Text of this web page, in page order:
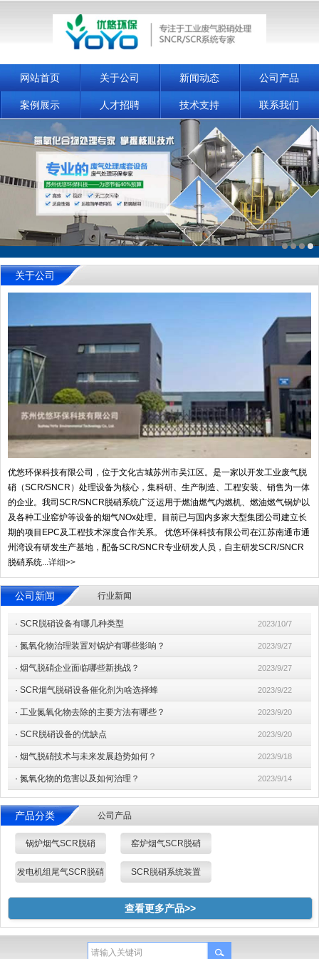
网站首页 关于公司 新闻动态 公司产品
案例展示 人才招聘 技术支持 联系我们
关于公司
优悠环保科技有限公司，位于文化古城苏州市吴江区。是一家以开发工业废气脱
硝（SCR/SNCR）处理设备为核心，集科研、生产制造、工程安装、销售为一体
的企业。我司SCR/SNCR脱硝系统广泛运用于燃油燃气内燃机、燃油燃气锅炉以
及各种工业窑炉等设备的烟气NOx处理。目前已与国内多家大型集团公司建立长
期的项目EPC及工程技术深度合作关系。 优悠环保科技有限公司在江苏南通市通
州湾设有研发生产基地，配备SCR/SNCR专业研发人员，自主研发SCR/SNCR
脱硝系统...详细>>
公司新闻 行业新闻
· SCR脱硝设备有哪几种类型 2023/10/7
· 氮氧化物治理装置对锅炉有哪些影响？ 2023/9/27
· 烟气脱硝企业面临哪些新挑战？ 2023/9/27
· SCR烟气脱硝设备催化剂为啥选择蜂 2023/9/22
· 工业氮氧化物去除的主要方法有哪些？ 2023/9/20
· SCR脱硝设备的优缺点 2023/9/20
· 烟气脱硝技术与未来发展趋势如何？ 2023/9/18
· 氮氧化物的危害以及如何治理？ 2023/9/14
产品分类 公司产品
锅炉烟气SCR脱硝 窑炉烟气SCR脱硝
发电机组尾气SCR脱硝 SCR脱硝系统装置
查看更多产品>>